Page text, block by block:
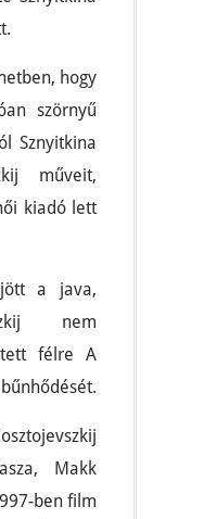
hogy
szörnyű
Sznyitkina
műveit,
kiadó lett
a java,
nem
tett félre A
Makk
ben film